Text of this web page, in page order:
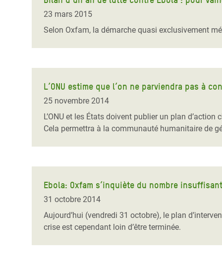
23 mars 2015
Selon Oxfam, la démarche quasi exclusivement
L’ONU estime que l’on ne parviendra pas à
25 novembre 2014
L’ONU et les États doivent publier un plan
Cela permettra à la communauté humanitaire de
Ebola: Oxfam s’inquiète du nombre
31 octobre 2014
Aujourd’hui (vendredi 31 octobre), le plan
crise est cependant loin d’être terminée.